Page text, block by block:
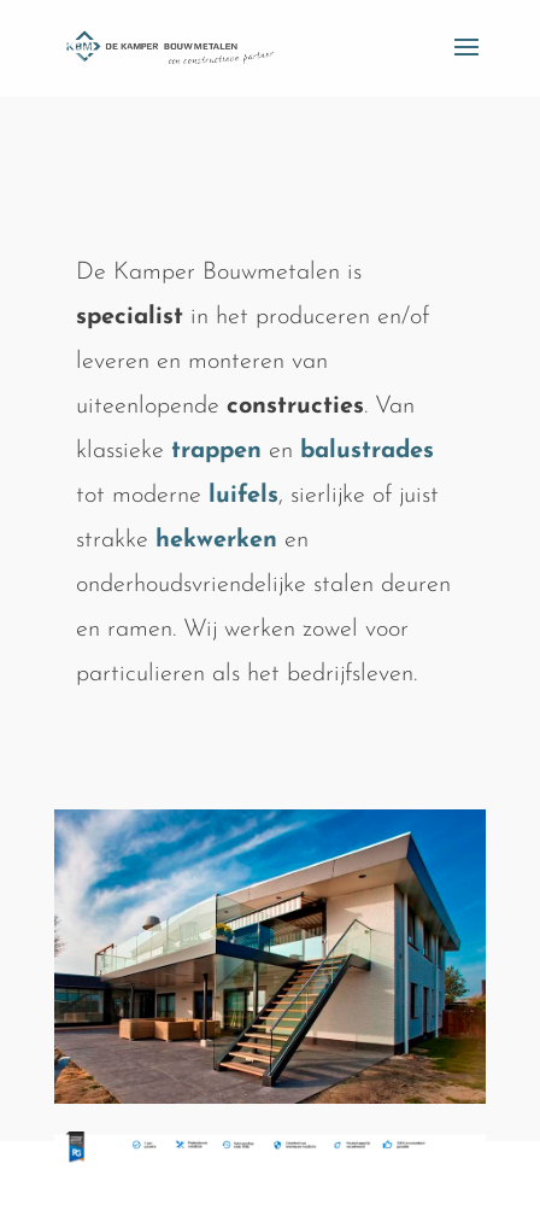
De Kamper Bouwmetalen is
specialistin het produceren en/of
leveren en monteren van
uiteenlopende constructies. Van
klassieke trappen en balustrades
tot moderne luifels, sierlijke of juist
strakke hekwerken en
onderhoudsvriendelijke stalen deuren
en ramen. Wij werken zowel voor
particulieren als het bedrijfsleven.